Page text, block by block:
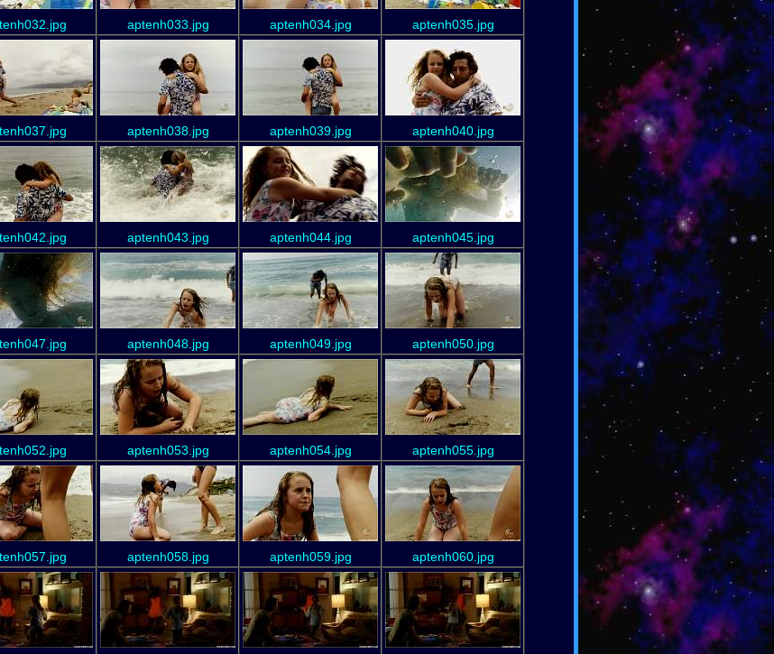
aptenh033.jpg aptenh034.jpg aptenh035.jpg
aptenh038.jpg aptenh039.jpg aptenh040.jpg
aptenh043.jpg aptenh044.jpg aptenh045.jpg
aptenh048.jpg aptenh049.jpg aptenh050.jpg
aptenh053.jpg aptenh054.jpg aptenh055.jpg
aptenh058.jpg aptenh059.jpg aptenh060.jpg